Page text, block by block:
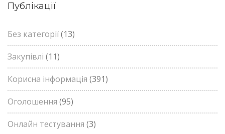
Публікації
Без категорії(13)
Закупівлі (11)
Корисна інформація (391)
Оголошення (95)
Онлайн тестування (3)